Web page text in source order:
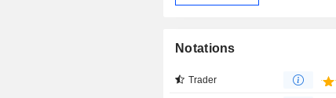
Notations
Trader